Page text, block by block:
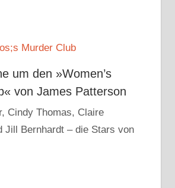
um den »Women’s
von James Patterson
Cindy Thomas, Claire
Jill Bernhardt – die Stars von